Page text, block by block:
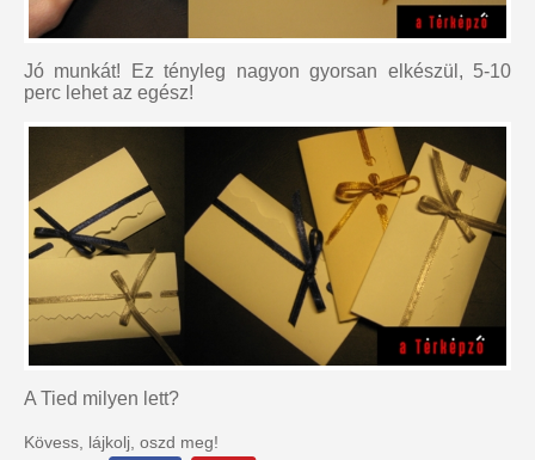
Jó munkát! Ez tényleg nagyon gyorsan elkészül, 5-10
perc lehet az egész!
A Tied milyen lett?
Kövess, lájkolj, oszd meg!